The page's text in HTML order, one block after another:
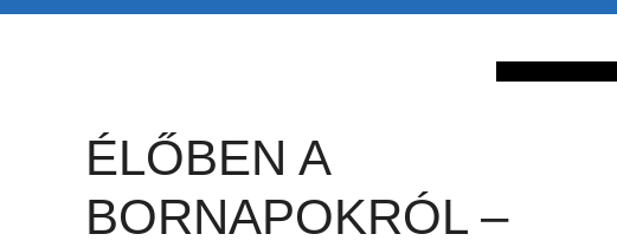
ÉLŐBEN A
BORNAPOKRÓL –